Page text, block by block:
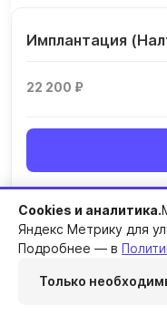
Имплантация
22 200 ₽
Стационарное
от 6 000 ₽
Cookies и аналитика.
Яндекс Метрику для
Подробнее — в
Только